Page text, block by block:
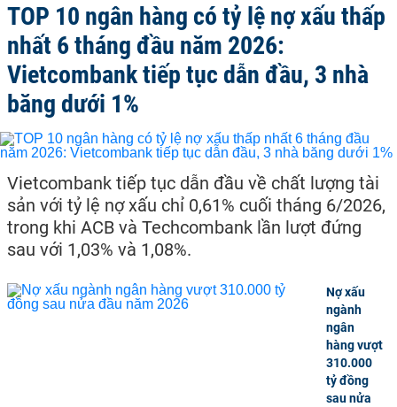
TOP 10 ngân hàng có tỷ lệ nợ xấu thấp
nhất 6 tháng đầu năm 2026:
Vietcombank tiếp tục dẫn đầu, 3 nhà
băng dưới 1%
Vietcombank tiếp tục dẫn đầu về chất lượng tài
sản với tỷ lệ nợ xấu chỉ 0,61% cuối tháng 6/2026,
trong khi ACB và Techcombank lần lượt đứng
sau với 1,03% và 1,08%.
Nợ xấu
ngành
ngân
hàng vượt
310.000
tỷ đồng
sau nửa